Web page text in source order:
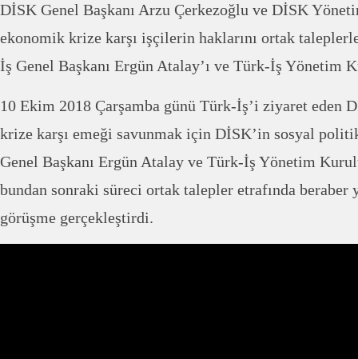
DİSK Genel Başkanı Arzu Çerkezoğlu ve DİSK
ekonomik krize karşı işçilerin haklarını ortak
İş Genel Başkanı Ergün Atalay’ı ve Türk-İş Yönetim
10 Ekim 2018 Çarşamba günü Türk-İş’i ziyaret eden
krize karşı emeği savunmak için DİSK’in sosyal
Genel Başkanı Ergün Atalay ve Türk-İş Yönetim
bundan sonraki süreci ortak talepler etrafında beraber
görüşme gerçekleştirdi.